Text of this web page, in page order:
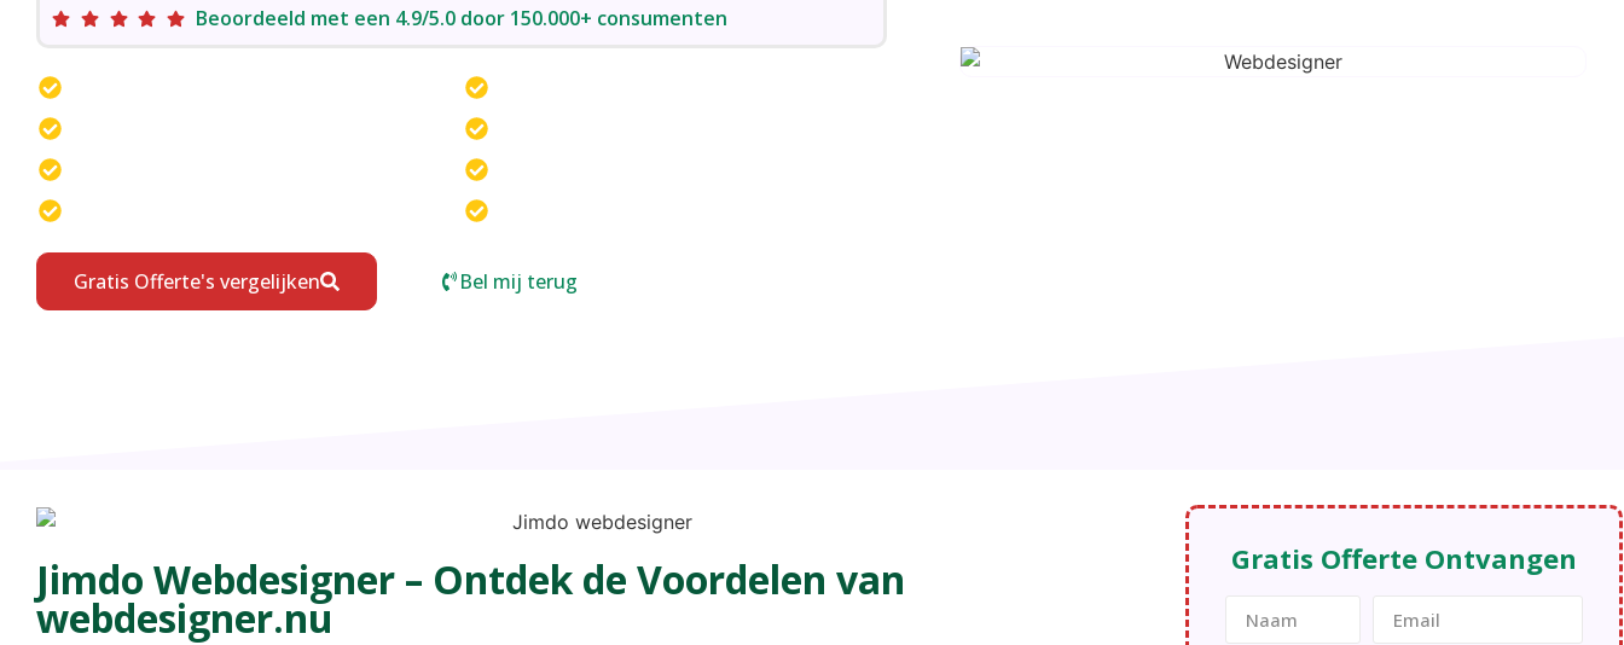
Beoordeeld met een 4.9/5.0 door 150.000+ consumenten
Gratis Offerte's vergelijken Bel mij terug
Jimdo Webdesigner – Ontdek de Voordelen van
webdesigner.nu
Gratis Offerte Ontvangen